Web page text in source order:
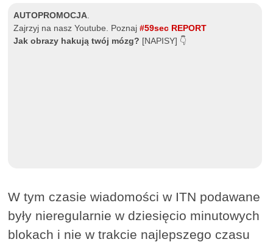
AUTOPROMOCJA
Zajrzyj na nasz Youtube. Poznaj#59sec REPORT
Jak obrazy hakują twój mózg? [NAPISY] 👇
W tym czasie wiadomości w ITN podawane
były nieregularnie w dziesięcio minutowych
blokach i nie w trakcie najlepszego czasu